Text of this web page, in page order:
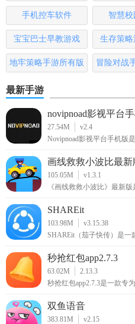
手机控车软件 智慧
宝宝巴士早教游戏 生存策
地牢策略手游所有版
冒险对战
最新手游
novipnoad影视平台
27.54M
v2.4
Novipnoad影视平台手机版是
画线救救小波比最新
105.05M
v1.3.1
《画线救救小波比》最新版
SHAREit
103.98M
v3.15.38
SHAREit（茄子快传）是一
秒抢红包app2.7.3
63.02M
2.13.3
秒抢红包app2.7.3是一款专为
双鱼语音
383.81M
v2.15